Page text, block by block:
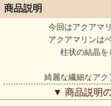
商品説明
今回はアクアマ
アクアマリンは
柱状の結晶
綺麗な繊細なア
柱がとても可愛
▼ 商品説明